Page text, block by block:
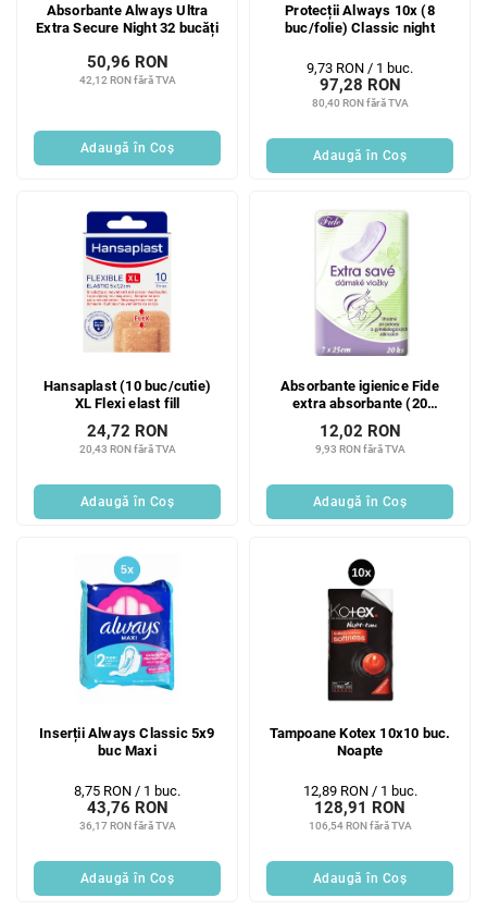
Absorbante Always Ultra
Extra Secure Night 32 bucăți
42,12 RON fără TVA
50,96 RON
Adaugă în Coş
Protecții Always 10x (8
buc/folie) Classic night
80,40 RON fără TVA
97,28 RON
Evaluare
preţ:
9,73 RON / 1 buc.
Adaugă în Coş
Hansaplast (10 buc/cutie)
XL Flexi elast fill
20,43 RON fără TVA
24,72 RON
Adaugă în Coş
Absorbante igienice Fide
extra absorbante (20
buc/FOL) - maternitate
9,93 RON fără TVA
12,02 RON
Adaugă în Coş
Inserții Always Classic 5x9
buc Maxi
36,17 RON fără TVA
43,76 RON
Evaluare
preţ:
8,75 RON / 1 buc.
Adaugă în Coş
Tampoane Kotex 10x10 buc.
Noapte
106,54 RON fără TVA
128,91 RON
Evaluare
preţ:
12,89 RON / 1 buc.
Adaugă în Coş